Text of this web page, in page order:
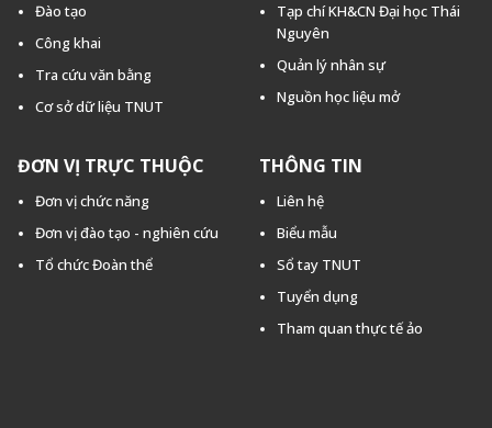
Đào tạo
Công khai
Tra cứu văn bằng
Cơ sở dữ liệu TNUT
Tạp chí KH&CN Đại học Thái
Nguyên
Quản lý nhân sự
Nguồn học liệu mở
ĐƠN VỊ TRỰC THUỘC
Đơn vị chức năng
Đơn vị đào tạo - nghiên cứu
Tổ chức Đoàn thể
THÔNG TIN
Liên hệ
Biểu mẫu
Sổ tay TNUT
Tuyển dụng
Tham quan thực tế ảo